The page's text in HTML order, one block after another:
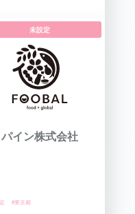
未設定
パイン株式会社
#東京都